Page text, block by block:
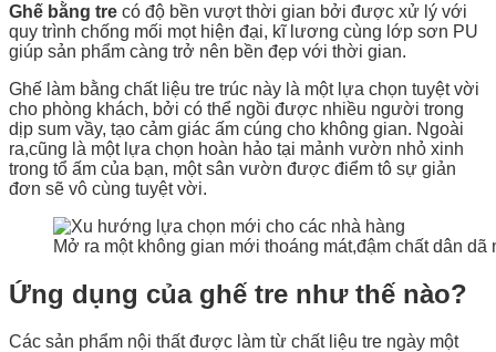
Ghế bằng tre có độ bền vượt thời gian bởi được xử lý với
quy trình chống mối mọt hiện đại, kĩ lương cùng lớp sơn PU
giúp sản phẩm càng trở nên bền đẹp với thời gian.
Ghế làm bằng chất liệu tre trúc này là một lựa chọn tuyệt vời
cho phòng khách, bởi có thể ngồi được nhiều người trong
dịp sum vầy, tạo cảm giác ấm cúng cho không gian. Ngoài
ra,cũng là một lựa chọn hoàn hảo tại mảnh vườn nhỏ xinh
trong tổ ấm của bạn, một sân vườn được điểm tô sự giản
đơn sẽ vô cùng tuyệt vời.
Mở ra một không gian mới thoáng mát,đậm chất dân
Ứng dụng của ghế tre như thế nào?
Các sản phẩm nội thất được làm từ chất liệu tre ngày một